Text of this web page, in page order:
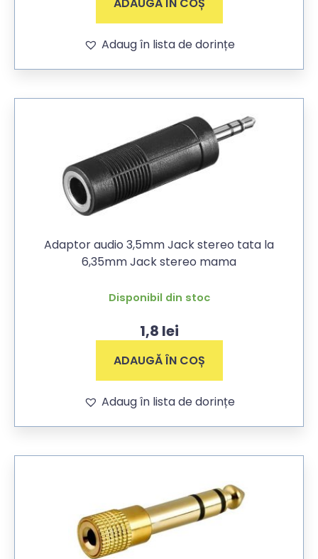
Adaug în lista de dorințe
Adaptor audio 3,5mm Jack stereo tata la
6,35mm Jack stereo mama
Disponibil din stoc
1,8 lei
ADAUGĂ ÎN COȘ
Adaug în lista de dorințe